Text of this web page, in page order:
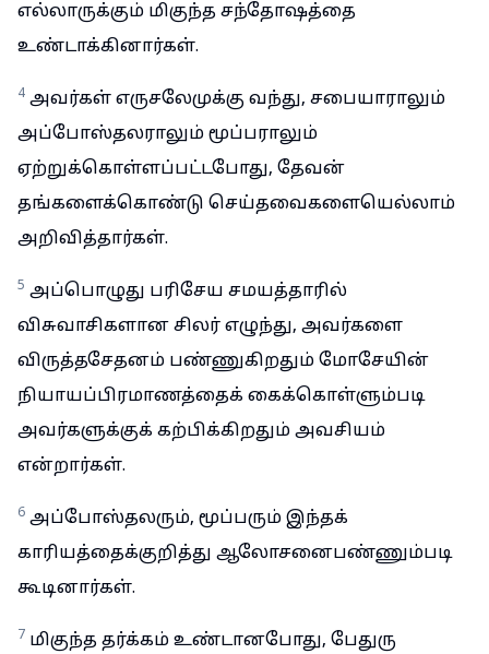
எல்லாருக்கும் மிகுந்த சந்தோஷத்தை
உண்டாக்கினார்கள்.
4 அவர்கள் எருசலேமுக்கு வந்து, சபையாராலும்
அப்போஸ்தலராலும் மூப்பராலும்
ஏற்றுக்கொள்ளப்பட்டபோது, தேவன்
தங்களைக்கொண்டு செய்தவைகளையெல்லாம்
அறிவித்தார்கள்.
5 அப்பொழுது பரிசேய சமயத்தாரில்
விசுவாசிகளான சிலர் எழுந்து, அவர்களை
விருத்தசேதனம் பண்ணுகிறதும் மோசேயின்
நியாயப்பிரமாணத்தைக் கைக்கொள்ளும்படி
அவர்களுக்குக் கற்பிக்கிறதும் அவசியம்
என்றார்கள்.
6 அப்போஸ்தலரும், மூப்பரும் இந்தக்
காரியத்தைக்குறித்து ஆலோசனைபண்ணும்படி
கூடினார்கள்.
7 மிகுந்த தர்க்கம் உண்டானபோது, பேதுரு